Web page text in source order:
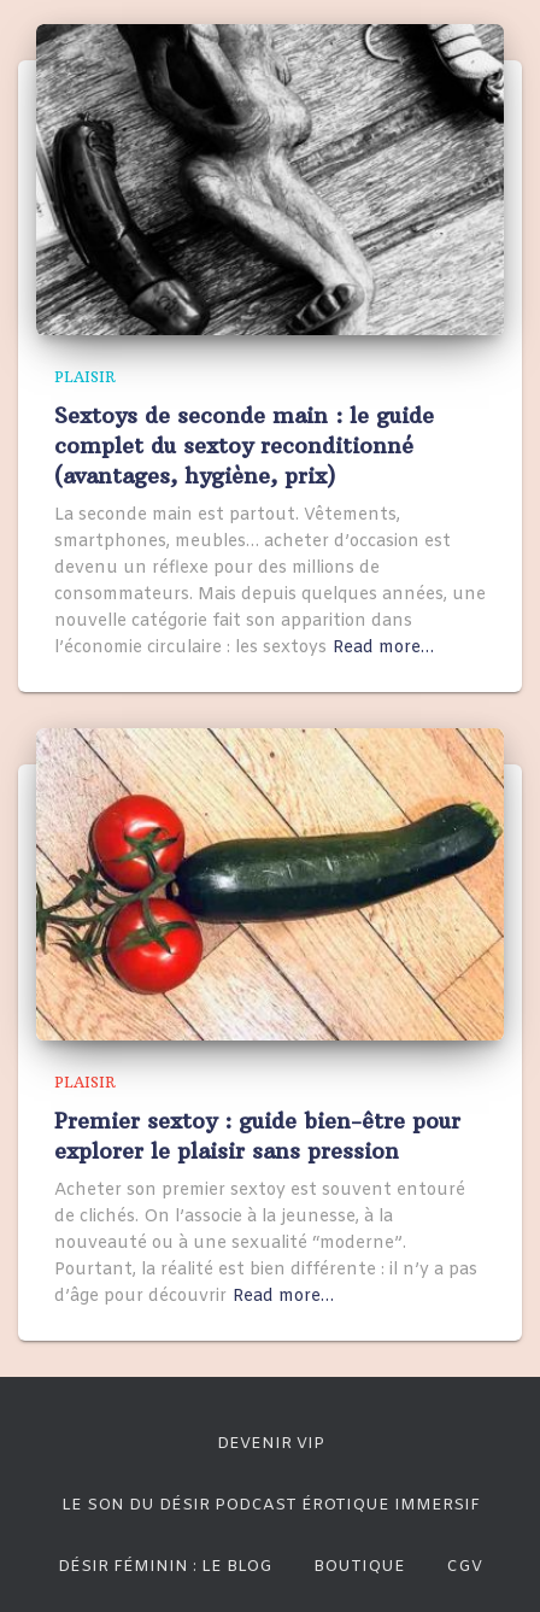
PLAISIR
Sextoys de seconde main : le guide
complet du sextoy reconditionné
(avantages, hygiène, prix)
La seconde main est partout. Vêtements,
smartphones, meubles… acheter d’occasion est
devenu un réflexe pour des millions de
consommateurs. Mais depuis quelques années, une
nouvelle catégorie fait son apparition dans
l’économie circulaire : les sextoys Read more…
PLAISIR
Premier sextoy : guide bien-être pour
explorer le plaisir sans pression
Acheter son premier sextoy est souvent entouré
de clichés. On l’associe à la jeunesse, à la
nouveauté ou à une sexualité “moderne”.
Pourtant, la réalité est bien différente : il n’y a pas
d’âge pour découvrir Read more…
DEVENIR VIP
LE SON DU DÉSIR PODCAST ÉROTIQUE IMMERSIF
DÉSIR FÉMININ : LE BLOG BOUTIQUE CGV